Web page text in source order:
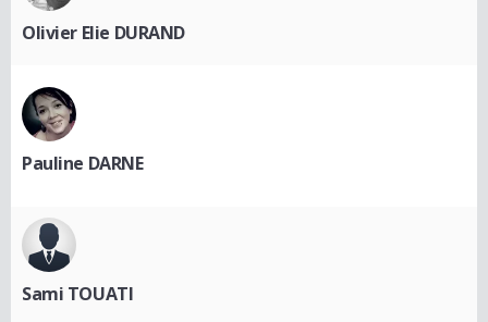
Olivier Elie DURAND
Pauline DARNE
Sami TOUATI